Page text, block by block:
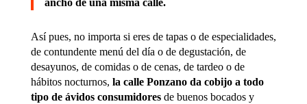
Así pues, no importa si eres de tapas o de especialidades,
de contundente menú del día o de degustación, de
desayunos, de comidas o de cenas, de tardeo o de
hábitos nocturnos, la calle Ponzano da cobijo a todo
tipo de ávidos consumidores de buenos bocados y